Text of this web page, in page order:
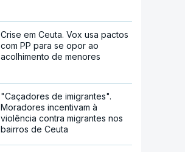
Crise em Ceuta. Vox usa pactos
com PP para se opor ao
acolhimento de menores
"Caçadores de imigrantes".
Moradores incentivam à
violência contra migrantes nos
bairros de Ceuta